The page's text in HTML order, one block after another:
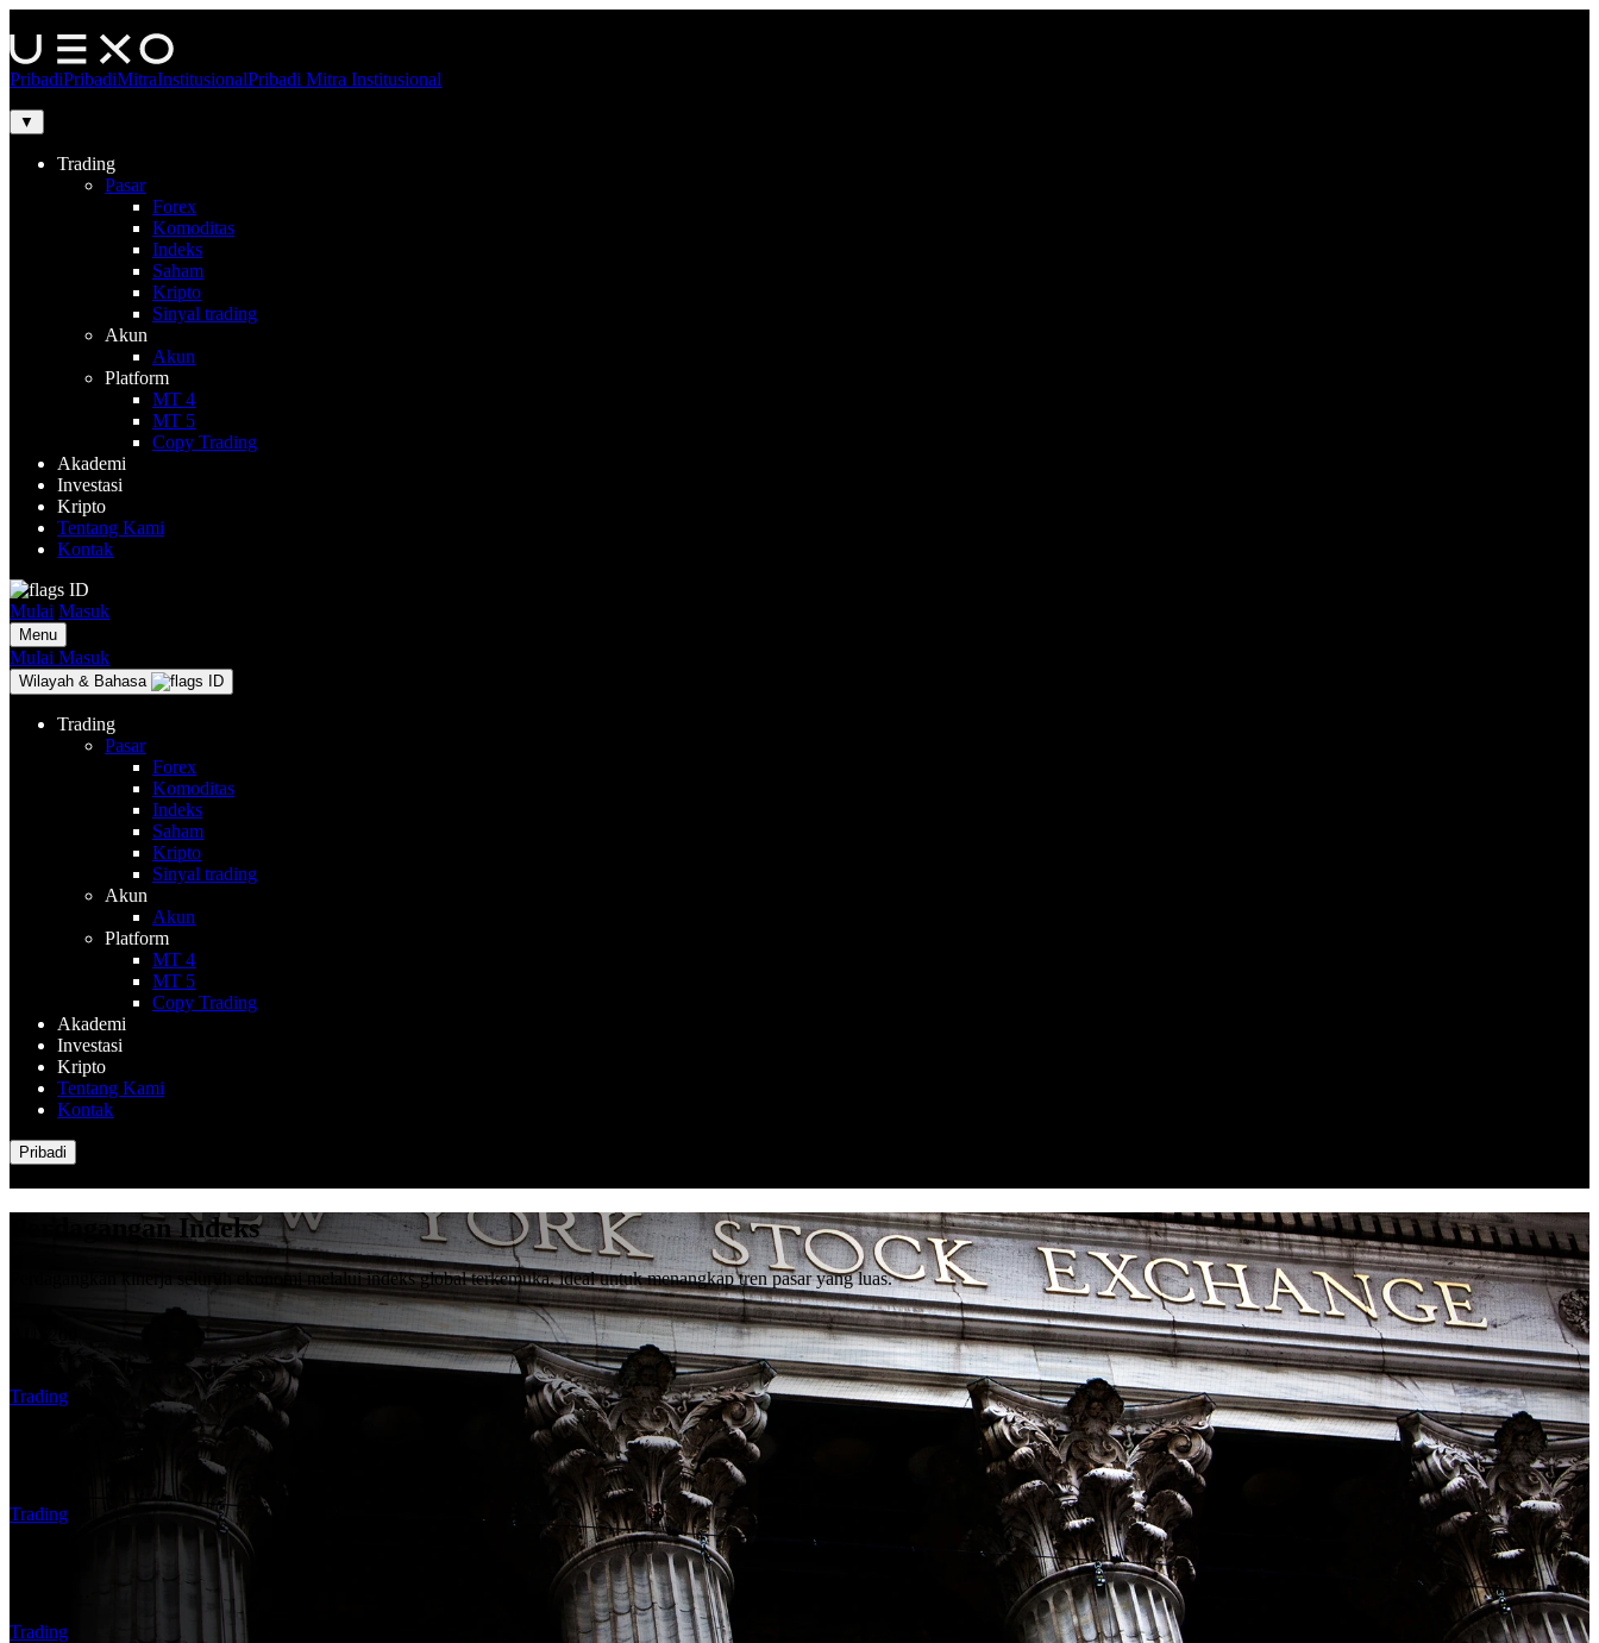
PribadiPribadiMitraInstitusionalPribadi Mitra Institusional
▼
Trading
Pasar
Forex
Komoditas
Indeks
Saham
Kripto
Sinyal trading
Akun
Akun
Platform
MT 4
MT 5
Copy Trading
Akademi
Investasi
Kripto
Tentang Kami
Kontak
ID
Mulai Masuk
Menu
Mulai Masuk
Wilayah & Bahasa ID
Trading
Pasar
Forex
Komoditas
Indeks
Saham
Kripto
Sinyal trading
Akun
Akun
Platform
MT 4
MT 5
Copy Trading
Akademi
Investasi
Kripto
Tentang Kami
Kontak
Pribadi
Perdagangan Indeks
Perdagangkan kinerja seluruh ekonomi melalui indeks global terkemuka, ideal untuk menangkap tren pasar yang luas.
Trading
Trading
Trading